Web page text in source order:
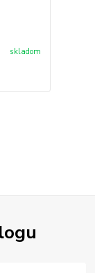
skladom